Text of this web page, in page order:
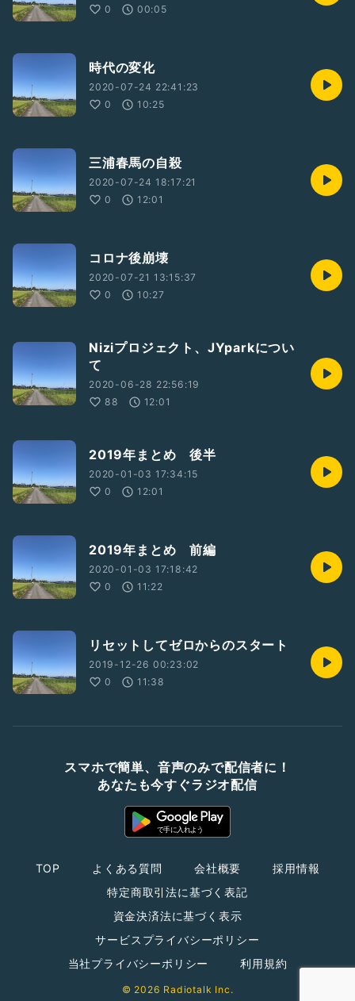
0
00:05
時代の変化
2020-07-24 22:41:23
0
10:25
三浦春馬の自殺
2020-07-24 18:17:21
0
12:01
コロナ後崩壊
2020-07-21 13:15:37
0
10:27
Niziプロジェクト、JYparkについ
て
2020-06-28 22:56:19
88
12:01
2019年まとめ 後半
2020-01-03 17:34:15
0
12:01
2019年まとめ 前編
2020-01-03 17:18:42
0
11:22
リセットしてゼロからのスタート
2019-12-26 00:23:02
0
11:38
スマホで簡単、音声のみで配信者に！
あなたも今すぐラジオ配信
TOP よくある質問 会社概要
採用情報
特定商取引法に基づく表記
資金決済法に基づく表示
サービスプライバシーポリシー
当社プライバシーポリシー
利用規約
© 2026 Radiotalk Inc.